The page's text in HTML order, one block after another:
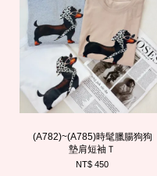
(A782)~(A785)時髦臘腸狗狗
墊肩短袖Ｔ
NT$ 450